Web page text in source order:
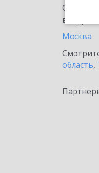
Москва
область,